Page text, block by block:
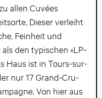
allen Cuvées
Dieser verleiht
Feinheit und
den typischen «LP-
Haus ist in Tours-sur-
nur 17 Grand-Cru-
Von hier aus